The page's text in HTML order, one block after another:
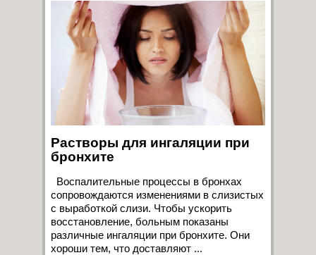
Растворы для ингаляции при
бронхите
Воспалительные процессы в бронхах
сопровождаются изменениями в слизистых
с выработкой слизи. Чтобы ускорить
восстановление, больным показаны
различные ингаляции при бронхите. Они
хороши тем, что доставляют ...